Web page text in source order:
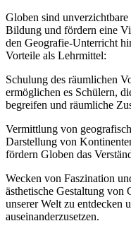
Globen sind
Bildung und fördern eine
den Geografie-Unterricht
Vorteile als Lehrmittel:
Schulung des räumlichen
ermöglichen es Schülern,
begreifen und räumliche
Vermittlung von
Darstellung von
fördern Globen das
Wecken von Faszination
ästhetische Gestaltung
unserer Welt zu entdecken
auseinanderzusetzen.